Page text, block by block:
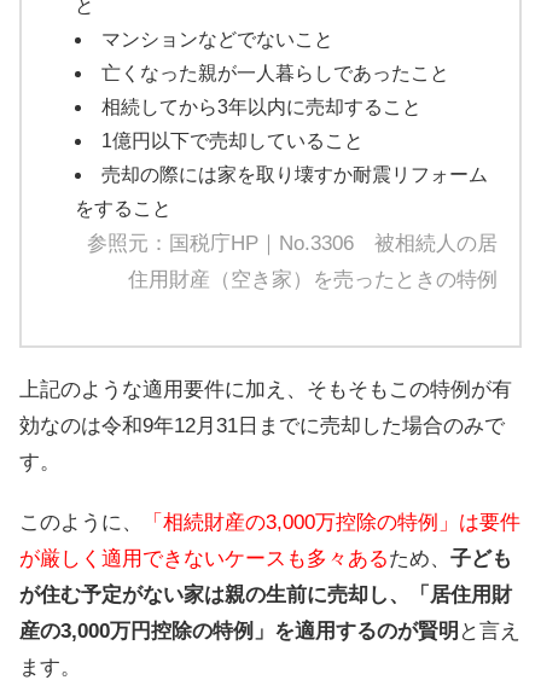
と
マンションなどでないこと
亡くなった親が一人暮らしであったこと
相続してから3年以内に売却すること
1億円以下で売却していること
売却の際には家を取り壊すか耐震リフォーム
をすること
参照元：国税庁HP｜
No.3306 被相続人の居
住用財産（空き家）を売ったときの特例
上記のような適用要件に加え、そもそもこの特例が有
効なのは令和9年12月31日までに売却した場合のみで
す。
このように、
「相続財産の3,000万控除の特例」は要件
が厳しく適用できないケースも多々あるため、 子ども
が住む予定がない家は親の生前に売却し、「居住用財
産の3,000万円控除の特例」を適用するのが賢明 と言え
ます。